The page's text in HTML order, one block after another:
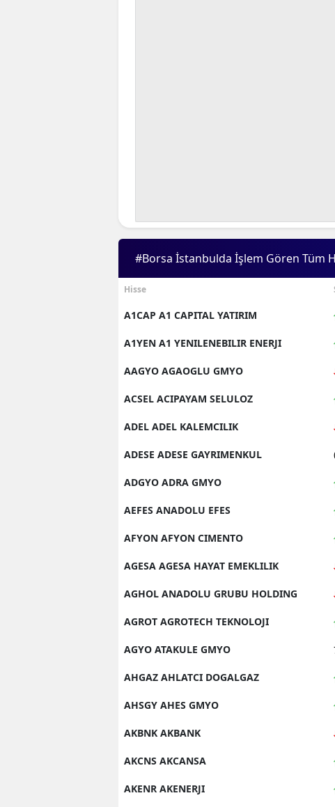
#Borsa İstanbulda İşlem Gören Tüm
Hisse
A1CAP A1 CAPITAL YATIRIM
A1YEN A1 YENILENEBILIR ENERJI
AAGYO AGAOGLU GMYO
ACSEL ACIPAYAM SELULOZ
ADEL ADEL KALEMCILIK
ADESE ADESE GAYRIMENKUL
ADGYO ADRA GMYO
AEFES ANADOLU EFES
AFYON AFYON CIMENTO
AGESA AGESA HAYAT EMEKLILIK
AGHOL ANADOLU GRUBU HOLDING
AGROT AGROTECH TEKNOLOJI
AGYO ATAKULE GMYO
AHGAZ AHLATCI DOGALGAZ
AHSGY AHES GMYO
AKBNK AKBANK
AKCNS AKCANSA
AKENR AKENERJI